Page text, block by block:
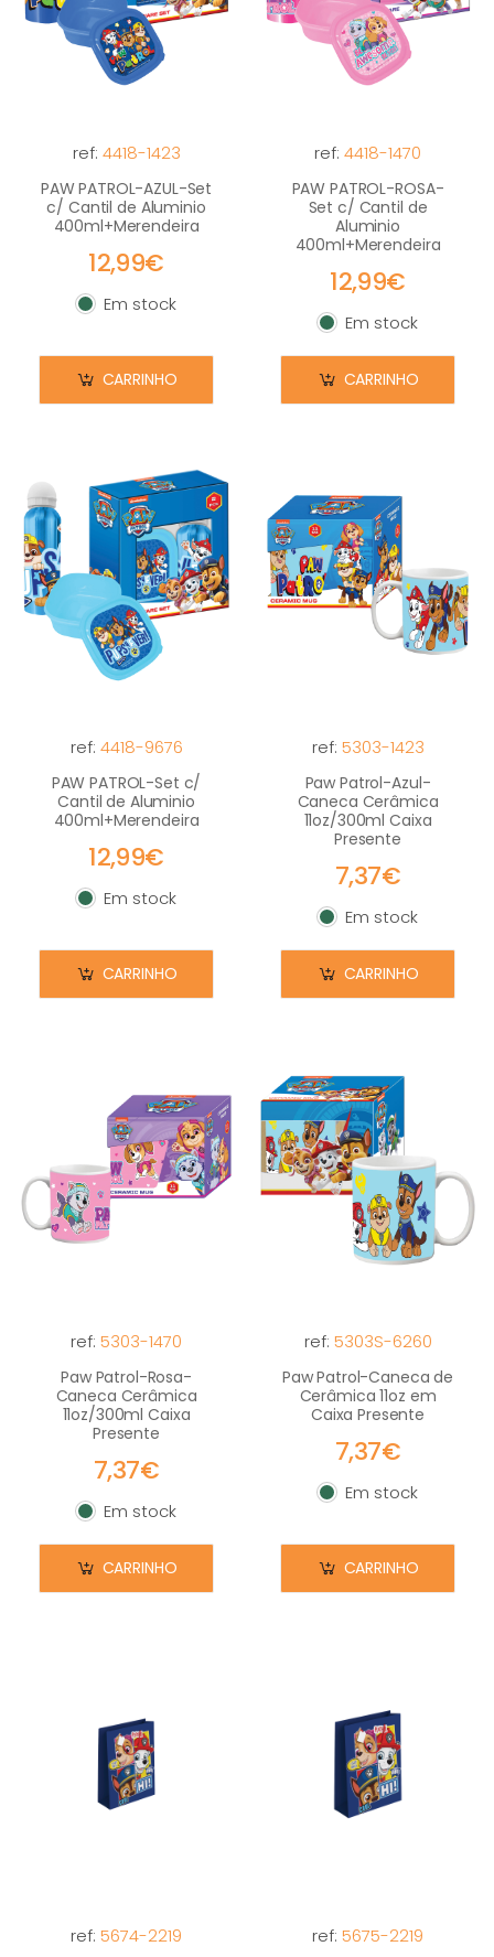
ref: 4418-1423
PAW PATROL-AZUL-Set
c/ Cantil de Aluminio
400ml+Merendeira
12,99€
Em stock
Em stock
CARRINHO
ref: 4418-1470
PAW PATROL-ROSA-
Set c/ Cantil de
Aluminio
400ml+Merendeira
12,99€
Em stock
Em stock
CARRINHO
ref: 4418-9676
PAW PATROL-Set c/
Cantil de Aluminio
400ml+Merendeira
12,99€
Em stock
Em stock
CARRINHO
ref: 5303-1423
Paw Patrol-Azul-
Caneca Cerâmica
11oz/300ml Caixa
Presente
7,37€
Em stock
Em stock
CARRINHO
ref: 5303-1470
Paw Patrol-Rosa-
Caneca Cerâmica
11oz/300ml Caixa
Presente
7,37€
Em stock
Em stock
CARRINHO
ref: 5303S-6260
Paw Patrol-Caneca de
Cerâmica 11oz em
Caixa Presente
7,37€
Em stock
Em stock
CARRINHO
ref: 5674-2219 ref: 5675-2219